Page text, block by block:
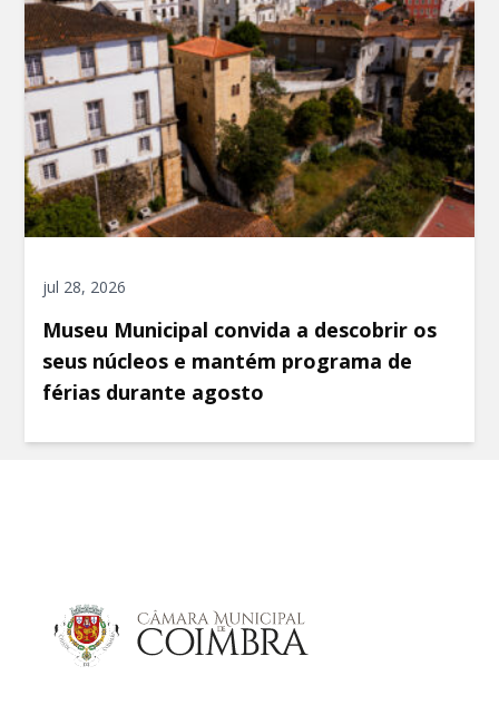
jul 28, 2026
Museu Municipal convida a descobrir os
seus núcleos e mantém programa de
férias durante agosto